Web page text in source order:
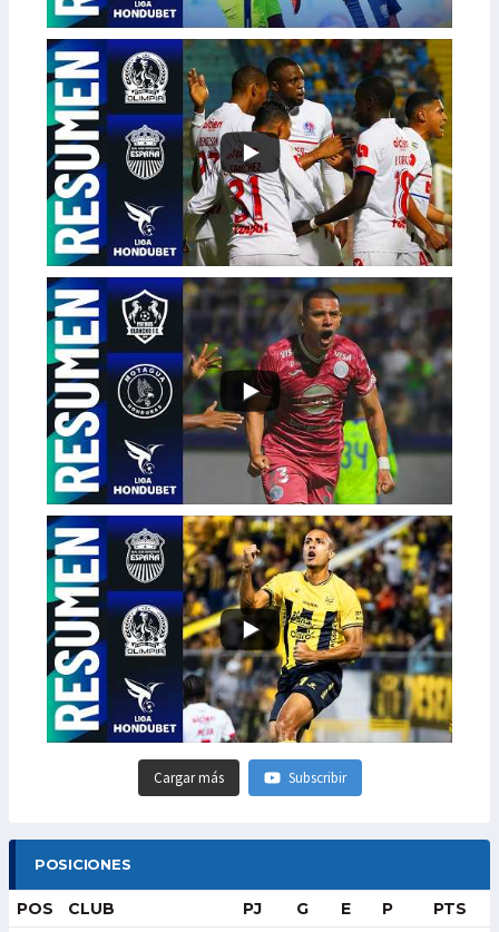
Cargar más Subscribir
POSICIONES
POS CLUB PJ G E P PTS